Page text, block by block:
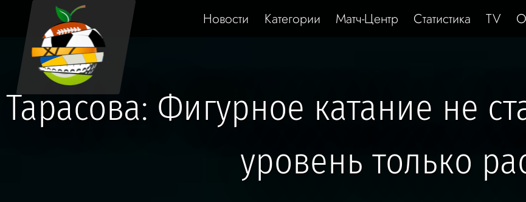
Новости Категории Матч-Центр Статистика TV
Тарасова: Фигурное катание не
уровень только